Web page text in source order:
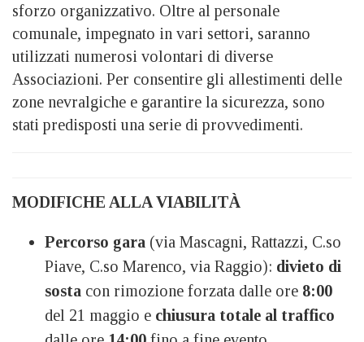
sforzo organizzativo. Oltre al personale
comunale, impegnato in vari settori, saranno
utilizzati numerosi volontari di diverse
Associazioni. Per consentire gli allestimenti delle
zone nevralgiche e garantire la sicurezza, sono
stati predisposti una serie di provvedimenti.
MODIFICHE ALLA VIABILITÀ
Percorso gara (via Mascagni, Rattazzi, C.so
Piave, C.so Marenco, via Raggio): divieto di
sosta con rimozione forzata dalle ore 8:00
del 21 maggio e chiusura totale al traffico